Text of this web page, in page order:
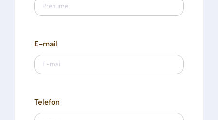
E-mail
Telefon